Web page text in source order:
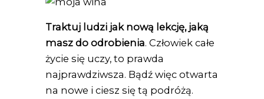
Traktuj ludzi jak nową lekcję, jaką
masz do odrobienia. Człowiek całe
życie się uczy, to prawda
najprawdziwsza. Bądź więc otwarta
na nowe i ciesz się tą podróżą.